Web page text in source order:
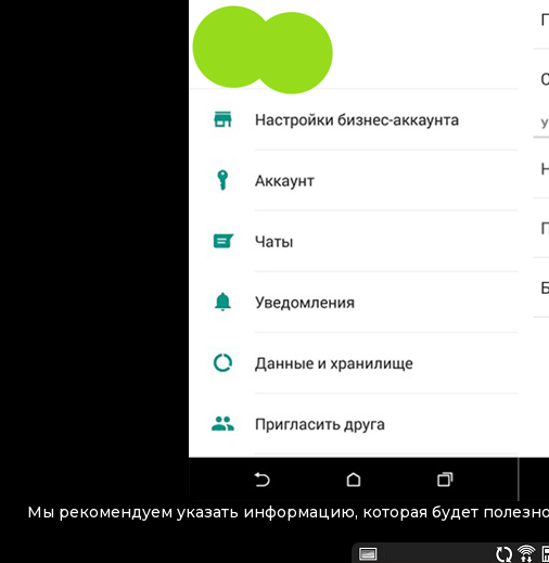
Мы рекомендуем указать информацию, которая будет